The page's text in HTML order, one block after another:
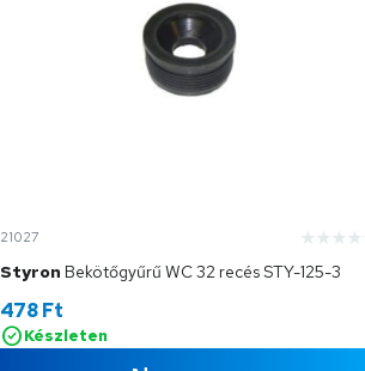
21027
Styron Bekötőgyűrű WC 32 recés STY-125-3
478Ft
Készleten